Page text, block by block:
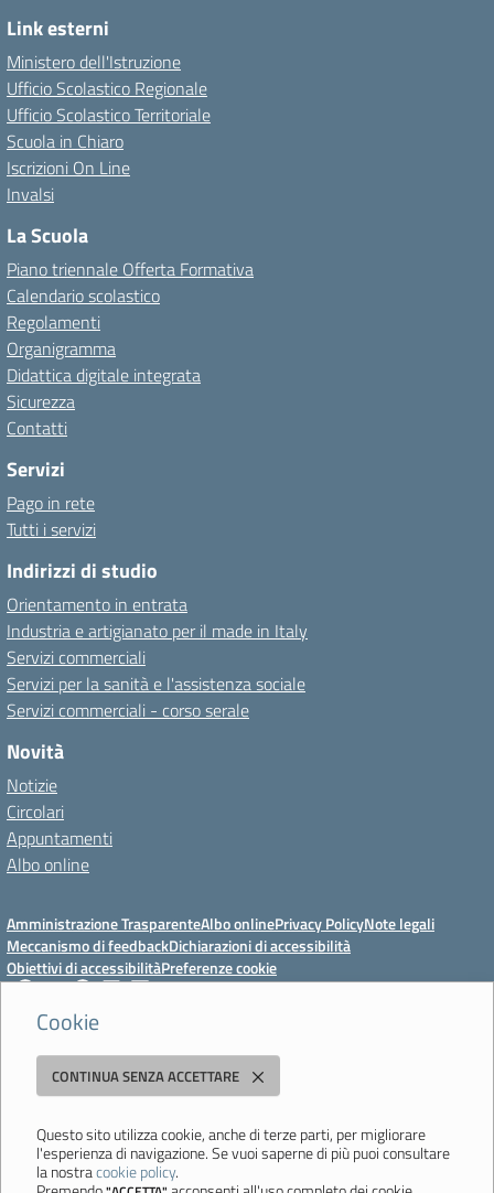
Cookie
CONTINUA SENZA ACCETTARE
Questo sito utilizza cookie, anche di terze parti, per migliorare
l'esperienza di navigazione. Se vuoi saperne di più puoi consultare
la nostracookie policy.
Link esterni
Ministero dell'Istruzione
Ufficio Scolastico Regionale
Ufficio Scolastico Territoriale
Scuola in Chiaro
Iscrizioni On Line
Invalsi
La Scuola
Piano triennale Offerta Formativa
Calendario scolastico
Regolamenti
Organigramma
Didattica digitale integrata
Sicurezza
Contatti
Servizi
Pago in rete
Tutti i servizi
Indirizzi di studio
Orientamento in entrata
Industria e artigianato per il made in Italy
Servizi commerciali
Servizi per la sanità e l'assistenza sociale
Servizi commerciali - corso serale
Novità
Notizie
Circolari
Appuntamenti
Albo online
Amministrazione TrasparenteAlbo onlinePrivacy PolicyNote legali
Meccanismo di feedbackDichiarazioni di accessibilità
Obiettivi di accessibilitàPreferenze cookie
Istituto Professionale Statale Socio-Commerciale-Artigianale "Cattaneo -
Deledda"
351005 - Email:morc08000g@istruzione.it- PEC:
morc08000g@pec.istruzione.it
Codice meccanografico: MORC08000G - C.F. 94177200360